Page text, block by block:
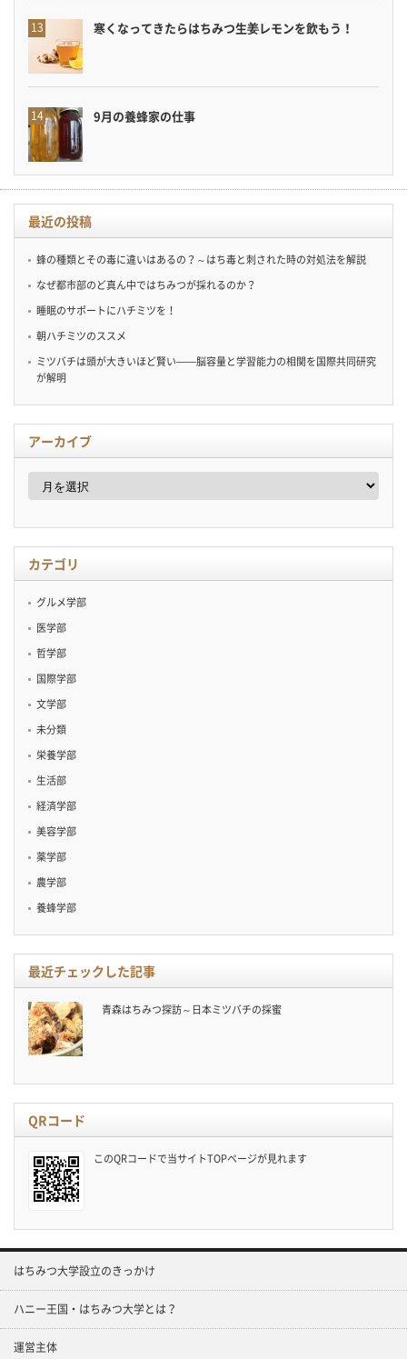
寒くなってきたらはちみつ生姜レモンを飲もう！
9月の養蜂家の仕事
最近の投稿
蜂の種類とその毒に違いはあるの？～はち毒と刺された時の対処法を解説
なぜ都市部のど真ん中ではちみつが採れるのか？
睡眠のサポートにハチミツを！
朝ハチミツのススメ
ミツバチは頭が大きいほど賢い——脳容量と学習能力の相関を国際共同研究
が解明
アーカイブ
ア
イ
カテゴリ
グルメ学部
医学部
哲学部
国際学部
文学部
未分類
栄養学部
生活部
経済学部
美容学部
薬学部
農学部
養蜂学部
最近チェックした記事
青森はちみつ探訪～日本ミツバチの採蜜
QRコード
このQRコードで当サイトTOPページが見れます
はちみつ大学設立のきっかけ
ハニー王国・はちみつ大学とは？
運営主体